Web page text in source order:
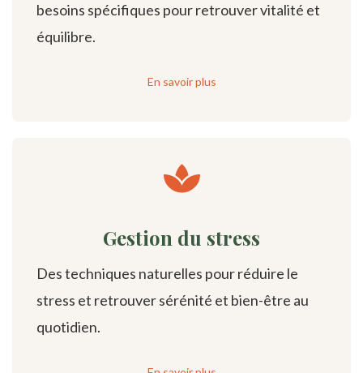
besoins spécifiques pour retrouver vitalité et
équilibre.
En savoir plus
Gestion du stress
Des techniques naturelles pour réduire le
stress et retrouver sérénité et bien-être au
quotidien.